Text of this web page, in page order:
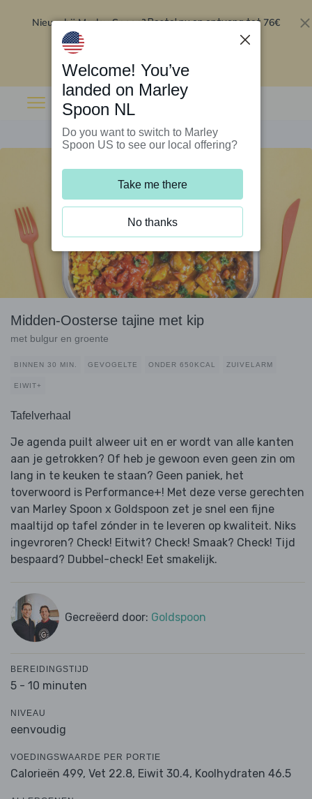
Nieuw bij Marley Spoon?Bestel nu en ontvang tot 76€
Midden-Oosterse tajine met kip
met bulgur en groente
BINNEN 30 MIN. GEVOGELTE ONDER 650KCAL ZUIVELARM
EIWIT+
Tafelverhaal
Je agenda puilt alweer uit en er wordt van alle kanten
aan je getrokken? Of heb je gewoon even geen zin om
lang in te keuken te staan? Geen paniek, het
toverwoord is Performance+! Met deze verse gerechten
van Marley Spoon x Goldspoon zet je snel een fijne
maaltijd op tafel zónder in te leveren op kwaliteit. Niks
ingevroren? Check! Eitwit? Check! Smaak? Check! Tijd
bespaard? Dubbel-check! Eet smakelijk.
Gecreëerd door: Goldspoon
BEREIDINGSTIJD
5 - 10 minuten
NIVEAU
eenvoudig
VOEDINGSWAARDE PER PORTIE
Calorieën 499, Vet 22.8, Eiwit 30.4, Koolhydraten 46.5
Welcome! You’ve
landed on Marley
Spoon NL
Do you want to switch to Marley
Spoon US to see our local offering?
Take me there
No thanks